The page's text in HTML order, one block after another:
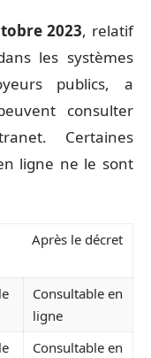
2023, relatif
les systèmes
publics, a
consulter
Certaines
ligne ne le sont
Après le décret
Consultable en
ligne
Consultable en